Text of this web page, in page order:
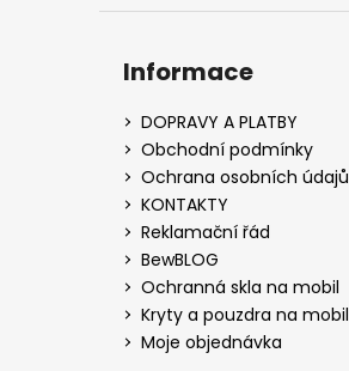
Informace
DOPRAVY A PLATBY
Obchodní podmínky
Ochrana osobních údajů
KONTAKTY
Reklamační řád
BewBLOG
Ochranná skla na mobil
Kryty a pouzdra na mobil
Moje objednávka